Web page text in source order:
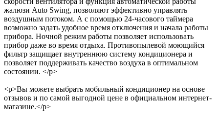
жалюзи Auto Swing, позволяют эффективно управлять
воздушным потоком. А с помощью 24-часового таймера
возможно задать удобное время отключения и начала работы
прибора. Ночной режим работы позволяет использовать
прибор даже во время отдыха. Противопылевой моющийся
фильтр защищает внутреннюю систему кондиционера и
позволяет поддерживать качество воздуха в оптимальном
состоянии. </p>
<p>Вы можете выбрать мобильный кондиционер на основе
отзывов и по самой выгодной цене в официальном интернет-
магазине.</p>